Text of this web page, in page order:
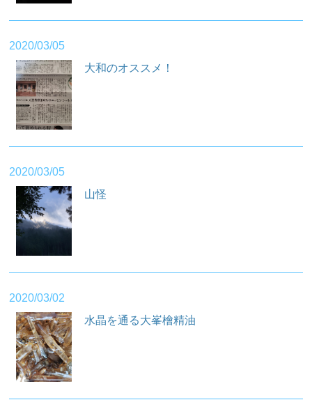
2020/03/05
大和のオススメ！
2020/03/05
山怪
2020/03/02
水晶を通る大峯檜精油